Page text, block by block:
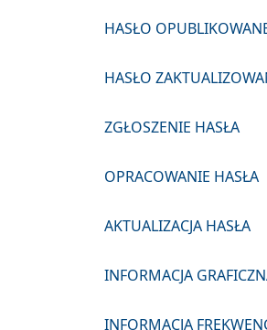
HASŁO
HASŁO
ZGŁOSZENIE HASŁA
OPRACOWANIE HASŁA
AKTUALIZACJA HASŁA
INFORMACJA
INFORMACJA